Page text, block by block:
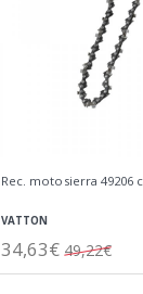
Rec. motosierra 49206
VATTON
34,63€ 49,22€